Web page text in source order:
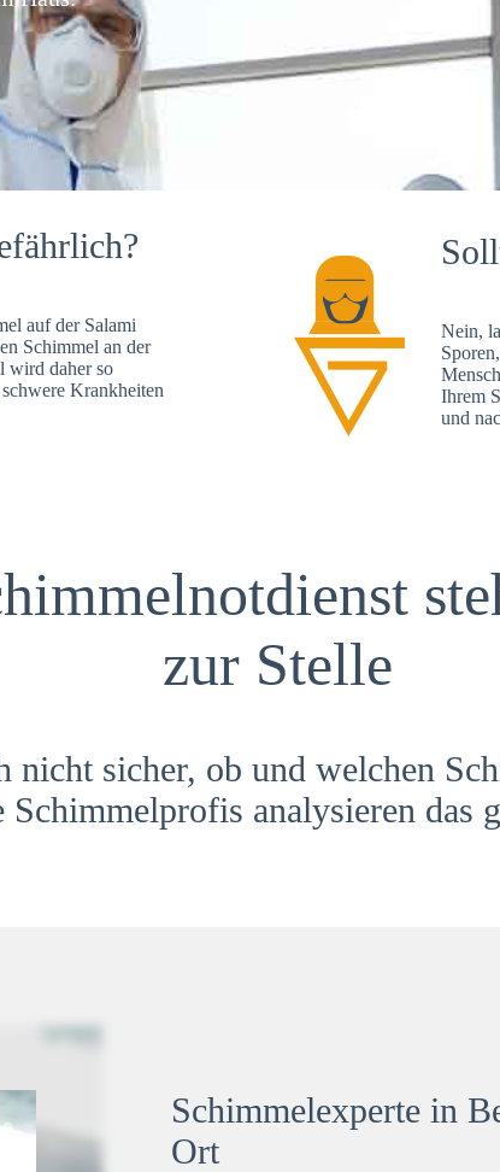
auf der Salami
Schimmel an der
wird daher so
Krankheiten
Nein,
Ihrem
und
zur Stelle
nicht sicher, ob und welchen
Schimmelprofis analysieren das
Schimmelexperte in
Ort